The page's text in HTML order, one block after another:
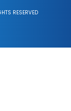
RESERVED